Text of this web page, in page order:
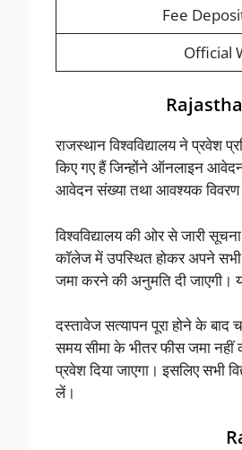
Fee
Official
राजस्थान विश्वविद्यालय ने प्रवेश
किए गए हैं जिन्होंने ऑनलाइन आवेदन
आवेदन संख्या तथा आवश्यक
विश्वविद्यालय की ओर से जारी
कॉलेज में उपस्थित होकर अपने सभी
जमा करने की अनुमति दी जाएगी।
दस्तावेज सत्यापन पूरा होने के बाद
समय सीमा के भीतर फीस जमा नहीं
प्रवेश दिया जाएगा। इसलिए सभी
लें।